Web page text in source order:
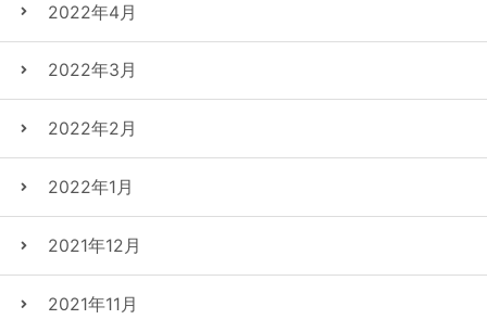
2022年4月
2022年3月
2022年2月
2022年1月
2021年12月
2021年11月